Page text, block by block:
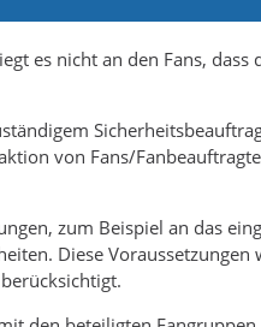
es nicht an den Fans, dass
von Fans/
zum Beispiel an das
Diese Voraussetzungen